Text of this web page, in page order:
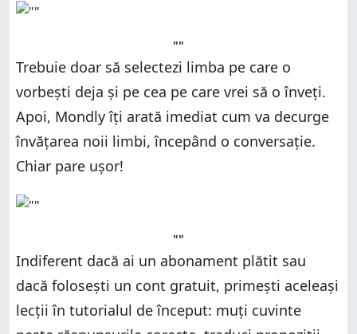
""
Trebuie doar să selectezi limba pe care o
vorbești deja și pe cea pe care vrei să o înveți.
Apoi, Mondly îți arată imediat cum va decurge
învățarea noii limbi, începând o conversație.
Chiar pare ușor!
""
Indiferent dacă ai un abonament plătit sau
dacă folosești un cont gratuit, primești aceleași
lecții în tutorialul de început: muți cuvinte